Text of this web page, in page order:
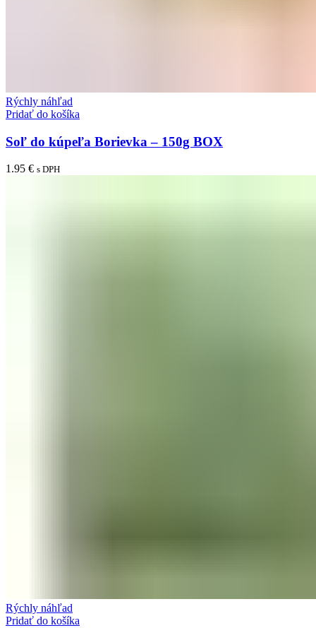
Rýchly náhľad
Pridať do košíka
Soľ do kúpeľa Borievka – 150g BOX
1.95 € s DPH
Rýchly náhľad
Pridať do košíka